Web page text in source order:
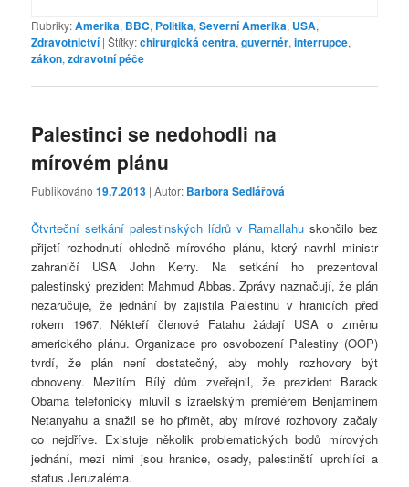
Rubriky:Amerika, BBC, Politika,Severní Amerika, USA,
Zdravotnictví |Štítky:chirurgická centra,guvernér,interrupce,
zákon,zdravotní péče
Palestinci se nedohodli na
mírovém plánu
Publikováno19.7.2013 | Autor: Barbora Sedlářová
Čtvrteční setkání palestinských lídrů v Ramallahuskončilo bez
přijetí rozhodnutí ohledně mírového plánu, který navrhl ministr
zahraničí USA John Kerry. Na setkání ho prezentoval
palestinský prezident Mahmud Abbas. Zprávy naznačují, že plán
nezaručuje, že jednání by zajistila Palestinu v hranicích před
rokem 1967. Někteří členové Fatahu žádají USA o změnu
amerického plánu. Organizace pro osvobození Palestiny (OOP)
tvrdí, že plán není dostatečný, aby mohly rozhovory být
obnoveny. Mezitím Bílý dům zveřejnil, že prezident Barack
Obama telefonicky mluvil s izraelským premiérem Benjaminem
Netanyahu a snažil se ho přimět, aby mírové rozhovory začaly
co nejdříve. Existuje několik problematických bodů mírových
jednání, mezi nimi jsou hranice, osady, palestinští uprchlíci a
status Jeruzaléma.